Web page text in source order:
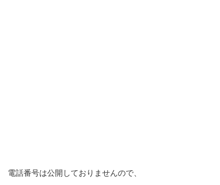
電話番号は公開しておりませんので、